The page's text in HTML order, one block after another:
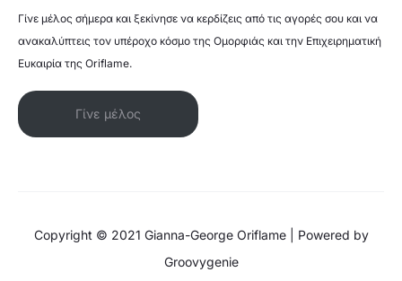
Γίνε μέλος σήμερα και ξεκίνησε να κερδίζεις από τις αγορές σου και να
ανακαλύπτεις τον υπέροχο κόσμο της Ομορφιάς και την Επιχειρηματική
Ευκαιρία της Oriflame.
Γίνε μέλος
Copyright © 2021 Gianna-George Oriflame | Powered by
Groovygenie